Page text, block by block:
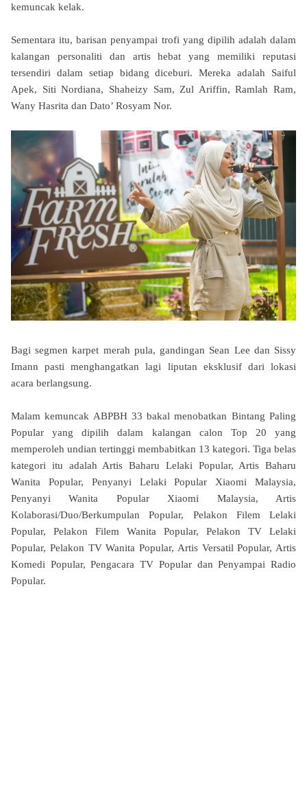
kemuncak kelak.
Sementara itu, barisan penyampai trofi yang dipilih adalah dalam
kalangan personaliti dan artis hebat yang memiliki reputasi
tersendiri dalam setiap bidang diceburi. Mereka adalah Saiful
Apek, Siti Nordiana, Shaheizy Sam, Zul Ariffin, Ramlah Ram,
Wany Hasrita dan Dato’ Rosyam Nor.
Bagi segmen karpet merah pula, gandingan Sean Lee dan Sissy
Imann pasti menghangatkan lagi liputan eksklusif dari lokasi
acara berlangsung.
Malam kemuncak ABPBH 33 bakal menobatkan Bintang Paling
Popular yang dipilih dalam kalangan calon Top 20 yang
memperoleh undian tertinggi membabitkan 13 kategori. Tiga belas
kategori itu adalah Artis Baharu Lelaki Popular, Artis Baharu
Wanita Popular, Penyanyi Lelaki Popular Xiaomi Malaysia,
Penyanyi Wanita Popular Xiaomi Malaysia, Artis
Kolaborasi/Duo/Berkumpulan Popular, Pelakon Filem Lelaki
Popular, Pelakon Filem Wanita Popular, Pelakon TV Lelaki
Popular, Pelakon TV Wanita Popular, Artis Versatil Popular, Artis
Komedi Popular, Pengacara TV Popular dan Penyampai Radio
Popular.